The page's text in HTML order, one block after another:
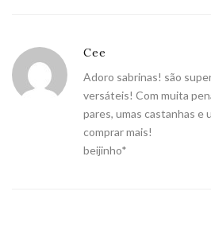
Cee
Adoro sabrinas! são
versáteis! Com muita
pares, umas castanhas e
comprar mais!
beijinho*